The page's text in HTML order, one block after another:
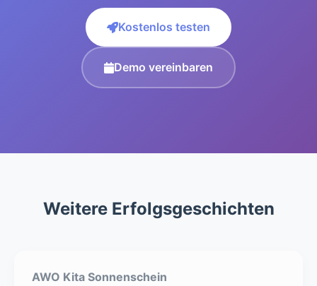
Kostenlos testen
Demo vereinbaren
Weitere Erfolgsgeschichten
AWO Kita Sonnenschein